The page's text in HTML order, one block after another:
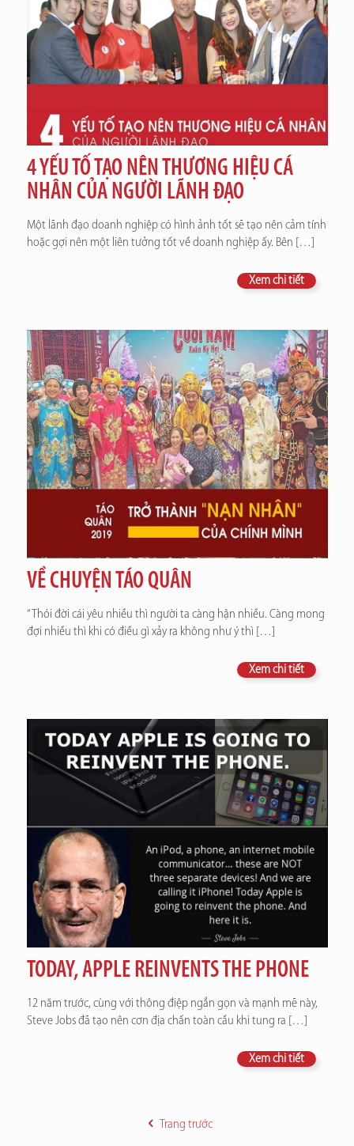
4 YẾU TỐ TẠO NÊN THƯƠNG HIỆU CÁ
NHÂN CỦA NGƯỜI LÃNH ĐẠO
Một lãnh đạo doanh nghiệp có hình ảnh tốt sẽ tạo nên cảm tính
hoặc gợi nên một liên tưởng tốt về doanh nghiệp ấy. Bên […]
Xem chi tiết
VỀ CHUYỆN TÁO QUÂN
“Thói đời cái yêu nhiều thì người ta càng hận nhiều. Càng mong
đợi nhiều thì khi có điều gì xảy ra không như ý thì […]
Xem chi tiết
TODAY, APPLE REINVENTS THE PHONE
12 năm trước, cùng với thông điệp ngắn gọn và mạnh mẽ này,
Steve Jobs đã tạo nên cơn địa chấn toàn cầu khi tung ra […]
Xem chi tiết
Trang trước